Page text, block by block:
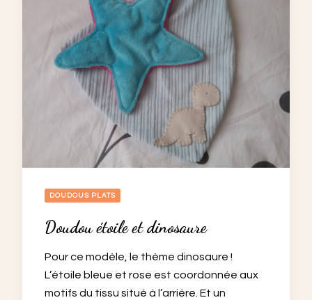
DOUDOUS PLATS
Doudou étoile et dinosaure
Pour ce modèle, le thème dinosaure !
L’étoile bleue et rose est coordonnée aux
motifs du tissu situé à l’arrière. Et un